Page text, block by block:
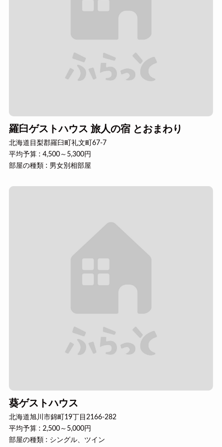
羅臼ゲストハウス 旅人の宿 とおまわり
北海道目梨郡羅臼町礼文町67-7
平均予算 : 4,500～5,300円
部屋の種類 : 男女別相部屋
葵ゲストハウス
北海道旭川市錦町19丁目2166-282
平均予算 : 2,500～5,000円
部屋の種類 : シングル、ツイン